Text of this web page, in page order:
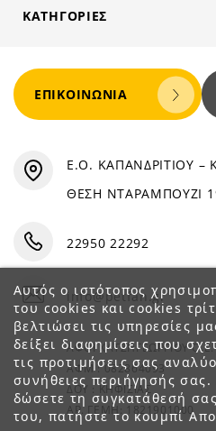
ΚΑΤΗΓΟΡΊΕΣ
Αυτός ο ιστότοπος
του cookies και cookies
βελτιώσει τις υπηρεσίες
δείξει διαφημίσεις που
τις προτιμήσεις σας
συνήθειες περιήγησής σας.
δώσετε τη συγκατάθεσή
του, πατήστε το κουμπί
ΕΠΙΚΟΙΝΩΝΊΑ
Ε.Ο. ΚΑΠΑΝΔΡΙΤΙΟΥ –
ΘΕΣΗ ΝΤΑΡΑΜΠΟΥΖΙ
22950 22292
info@petfan.gr
ΑΦΟΙ ΧΑΤΖΗΓΕΩΡΓΙΟΥ Ο.Ε.
ΑΦΜ : 082864093
ΔΟΥ : ΚΗΦΙΣΙΑΣ
ΑΡ. ΓΕΜΗ: 1821901000